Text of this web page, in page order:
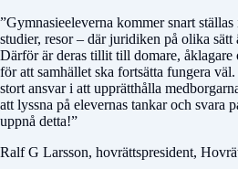
”Gymnasieeleverna kommer snart
studier, resor – där juridiken på olika sätt
Därför är deras tillit till domare,
för att samhället ska fortsätta fungera
stort ansvar i att upprätthålla
att lyssna på elevernas tankar och svara
uppnå detta!”
Ralf G Larsson, hovrättspresident,